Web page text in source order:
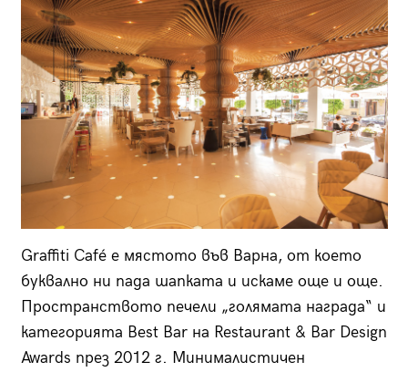
Graffiti Café е мястото във Варна, от което
буквално ни пада шапката и искаме още и още.
Пространството печели „голямата награда“ и
категорията Best Bar на Restaurant & Bar Design
Awards през 2012 г. Минималистичен